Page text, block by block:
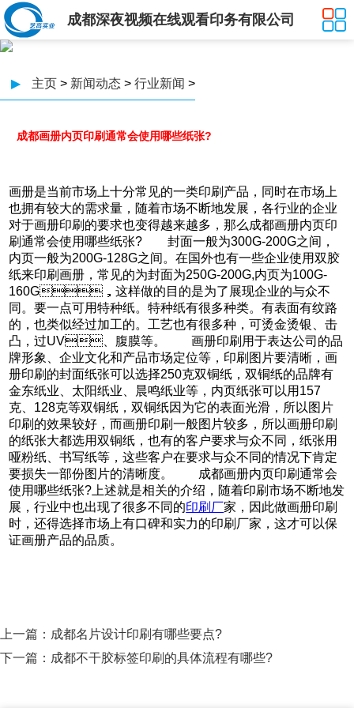
成都深夜视频在线观看印务有限公司
▶ 主页 > 新闻动态 > 行业新闻 >
成都画册内页印刷通常会使用哪些纸张?
画册是当前市场上十分常见的一类印刷产品，同时在市场上
也拥有较大的需求量，随着市场不断地发展，各行业的企业
对于画册印刷的要求也变得越来越多，那么成都画册内页印
刷通常会使用哪些纸张? 封面一般为300G-200G之间，
内页一般为200G-128G之间。在国外也有一些企业使用双胶
纸来印刷画册，常见的为封面为250G-200G,内页为100G-
160G，这样做的目的是为了展现企业的与众不
同。要一点可用特种纸。特种纸有很多种类。有表面有纹路
的，也类似经过加工的。工艺也有很多种，可烫金烫银、击
凸，过UV、腹膜等。 画册印刷用于表达公司的品
牌形象、企业文化和产品市场定位等，印刷图片要清晰，画
册印刷的封面纸张可以选择250克双铜纸，双铜纸的品牌有
金东纸业、太阳纸业、晨鸣纸业等，内页纸张可以用157
克、128克等双铜纸，双铜纸因为它的表面光滑，所以图片
印刷的效果较好，而画册印刷一般图片较多，所以画册印刷
的纸张大都选用双铜纸，也有的客户要求与众不同，纸张用
哑粉纸、书写纸等，这些客户在要求与众不同的情况下肯定
要损失一部份图片的清晰度。 成都画册内页印刷通常会
使用哪些纸张?上述就是相关的介绍，随着印刷市场不断地发
展，行业中也出现了很多不同的印刷厂家，因此做画册印刷
时，还得选择市场上有口碑和实力的印刷厂家，这才可以保
证画册产品的品质。
上一篇： 成都名片设计印刷有哪些要点?
下一篇： 成都不干胶标签印刷的具体流程有哪些?